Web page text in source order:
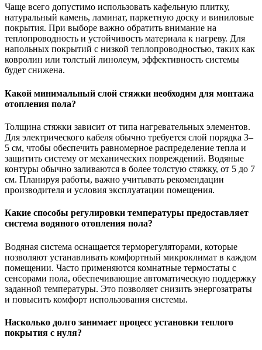
Чаще всего допустимо использовать кафельную плитку,
натуральный камень, ламинат, паркетную доску и виниловые
покрытия. При выборе важно обратить внимание на
теплопроводность и устойчивость материала к нагреву. Для
напольных покрытий с низкой теплопроводностью, таких как
ковролин или толстый линолеум, эффективность системы
будет снижена.
Какой минимальный слой стяжки необходим для монтажа
отопления пола?
Толщина стяжки зависит от типа нагревательных элементов.
Для электрического кабеля обычно требуется слой порядка 3–
5 см, чтобы обеспечить равномерное распределение тепла и
защитить систему от механических повреждений. Водяные
контуры обычно заливаются в более толстую стяжку, от 5 до 7
см. Планируя работы, важно учитывать рекомендации
производителя и условия эксплуатации помещения.
Какие способы регулировки температуры предоставляет
система водяного отопления пола?
Водяная система оснащается терморегуляторами, которые
позволяют устанавливать комфортный микроклимат в каждом
помещении. Часто применяются комнатные термостаты с
сенсорами пола, обеспечивающие автоматическую поддержку
заданной температуры. Это позволяет снизить энергозатраты
и повысить комфорт использования системы.
Насколько долго занимает процесс установки теплого
покрытия с нуля?